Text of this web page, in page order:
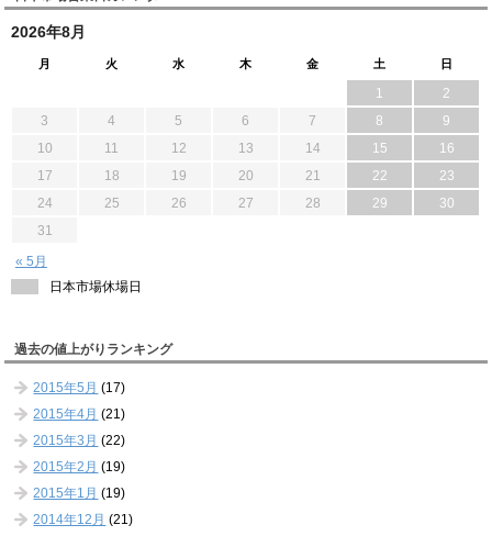
2026年8月
月 火 水 木 金 土 日
« 5月
1
2
3
4 5 6 7 8
9
10
11 12 13 14 15
16
17
18 19 20 21 22
23
24
25 26 27 28 29
30
31
日本市場休場日
過去の値上がりランキング
2015年5月 (17)
2015年4月 (21)
2015年3月 (22)
2015年2月 (19)
2015年1月 (19)
2014年12月 (21)